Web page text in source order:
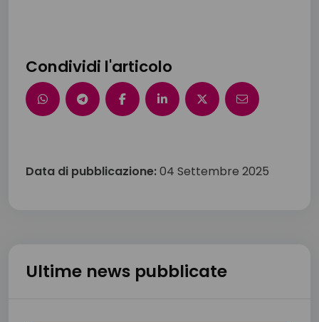
Condividi l'articolo
Data di pubblicazione:04 Settembre 2025
Ultime news pubblicate